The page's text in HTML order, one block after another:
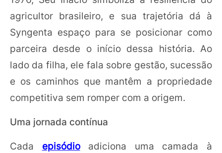
agricultor brasileiro, e sua trajetória dá à
Syngenta espaço para se posicionar como
parceira desde o início dessa história. Ao
lado da filha, ele fala sobre gestão, sucessão
e os caminhos que mantêm a propriedade
competitiva sem romper com a origem.
Uma jornada contínua
Cada episódioadiciona uma camada à